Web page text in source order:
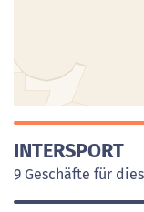
INTERSPORT
9 Geschäfte für